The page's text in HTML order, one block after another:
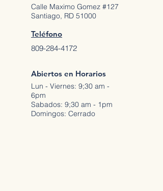
Calle Maximo Gomez #127
Santiago, RD 51000
Teléfono
809-284-4172
Abiertos en Horarios
Lun - Viernes: 9;30 am -
6pm
Sabados: 9;30 am - 1pm
Domingos: Cerrado